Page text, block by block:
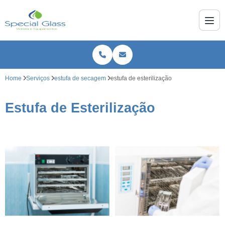
Home Serviços estufa de secagem estufa de esterilização
Estufa de Esterilização